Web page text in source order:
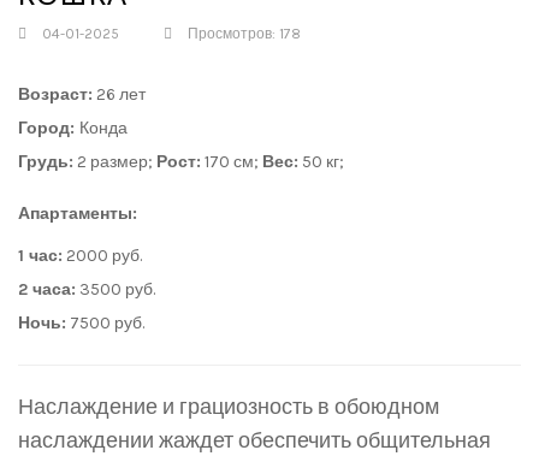
04-01-2025 Просмотров: 178
Возраст: 26 лет
Город: Конда
Грудь: 2 размер; Рост: 170 см; Вес: 50 кг;
Апартаменты:
1 час: 2000 руб.
2 часа: 3500 руб.
Ночь: 7500 руб.
Наслаждение и грациозность в обоюдном
наслаждении жаждет обеспечить общительная